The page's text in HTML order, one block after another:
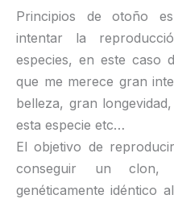
Principios de otoño
intentar la
especies, en este caso
que me merece gran
belleza, gran
esta especie etc…
El objetivo de
conseguir un
genéticamente idéntico